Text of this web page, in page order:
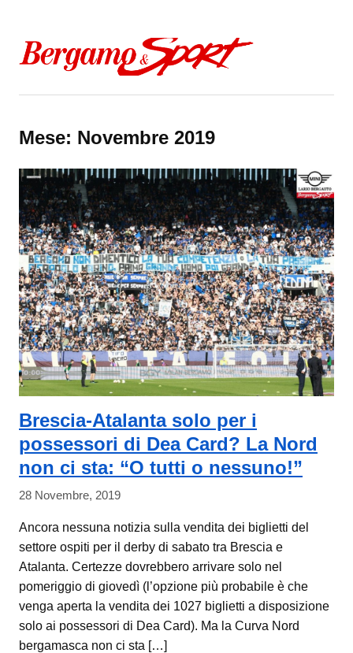
Mese: Novembre 2019
Brescia-Atalanta solo per i
possessori di Dea Card? La Nord
non ci sta: “O tutti o nessuno!”
28 Novembre, 2019
Ancora nessuna notizia sulla vendita dei biglietti del
settore ospiti per il derby di sabato tra Brescia e
Atalanta. Certezze dovrebbero arrivare solo nel
pomeriggio di giovedì (l’opzione più probabile è che
venga aperta la vendita dei 1027 biglietti a disposizione
solo ai possessori di Dea Card). Ma la Curva Nord
bergamasca non ci sta […]